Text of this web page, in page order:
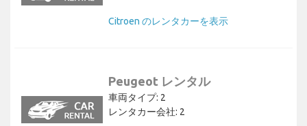
Citroen のレンタカーを表示
Peugeot レンタル
車両タイプ: 2
レンタカー会社: 2